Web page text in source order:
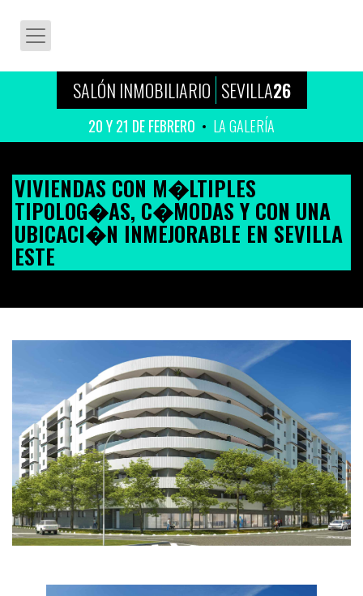
SALÓN INMOBILIARIO SEVILLA26
20 Y 21 DE FEBRERO LA GALERÍA
VIVIENDAS CON M�LTIPLES
TIPOLOG�AS, C�MODAS Y CON UNA
UBICACI�N INMEJORABLE EN SEVILLA
ESTE